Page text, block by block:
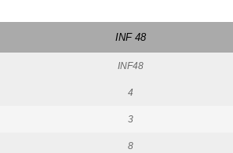
INF 48
INF48
4
3
8